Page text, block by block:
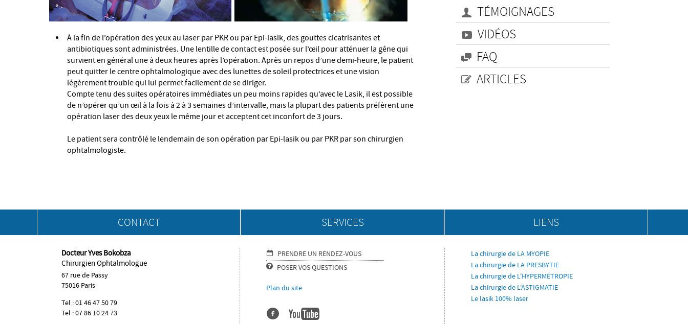
À la fin de l’opération des yeux au laser par PKR ou par Epi-lasik, des gouttes cicatrisantes et
antibiotiques sont administrées. Une lentille de contact est posée sur l’œil pour atténuer la gêne qui
survient en général une à deux heures après l’opération. Après un repos d’une demi-heure, le patient
peut quitter le centre ophtalmologique avec des lunettes de soleil protectrices et une vision
légèrement trouble qui lui permet facilement de se diriger.
Compte tenu des suites opératoires immédiates un peu moins rapides qu’avec le Lasik, il est possible
de n’opérer qu’un œil à la fois à 2 à 3 semaines d’intervalle, mais la plupart des patients préfèrent une
opération laser des deux yeux le même jour et acceptent cet inconfort de 3 jours.
Le patient sera contrôlé le lendemain de son opération par Epi-lasik ou par PKR par son chirurgien
ophtalmologiste.
TÉMOIGNAGES
VIDÉOS
FAQ
ARTICLES
CONTACT SERVICES LIENS
Docteur Yves Bokobza
Chirurgien Ophtalmologue
67 rue de Passy
75016 Paris
Tel : 01 46 47 50 79
Tel : 07 86 10 24 73
PRENDRE UN RENDEZ-VOUS
POSER VOS QUESTIONS
Plan du site
La chirurgie de LA MYOPIE
La chirurgie de LA PRESBYTIE
La chirurgie de L'HYPERMÉTROPIE
La chirurgie de L'ASTIGMATIE
Le lasik 100% laser